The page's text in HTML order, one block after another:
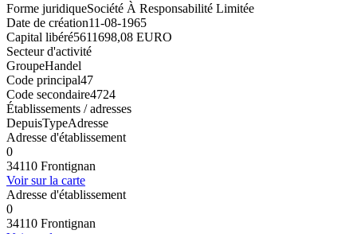
Forme juridiqueSociété À Responsabilité Limitée
Date de création11-08-1965
Capital libéré5611698,08 EURO
Secteur d'activité
GroupeHandel
Code principal47
Code secondaire4724
Établissements / adresses
DepuisTypeAdresse
Adresse d'établissement
0
34110 Frontignan
Voir sur la carte
Adresse d'établissement
0
34110 Frontignan